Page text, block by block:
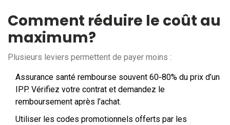
Comment réduire le coût au
maximum?
Plusieurs leviers permettent de payer moins :
Assurance santé rembourse souvent 60‑80% du prix d’un
IPP. Vérifiez votre contrat et demandez le
remboursement après l’achat.
Utiliser les codes promotionnels offerts par les